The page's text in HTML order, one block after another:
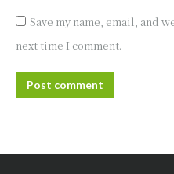
Save my name, email, and
next time I comment.
Post comment